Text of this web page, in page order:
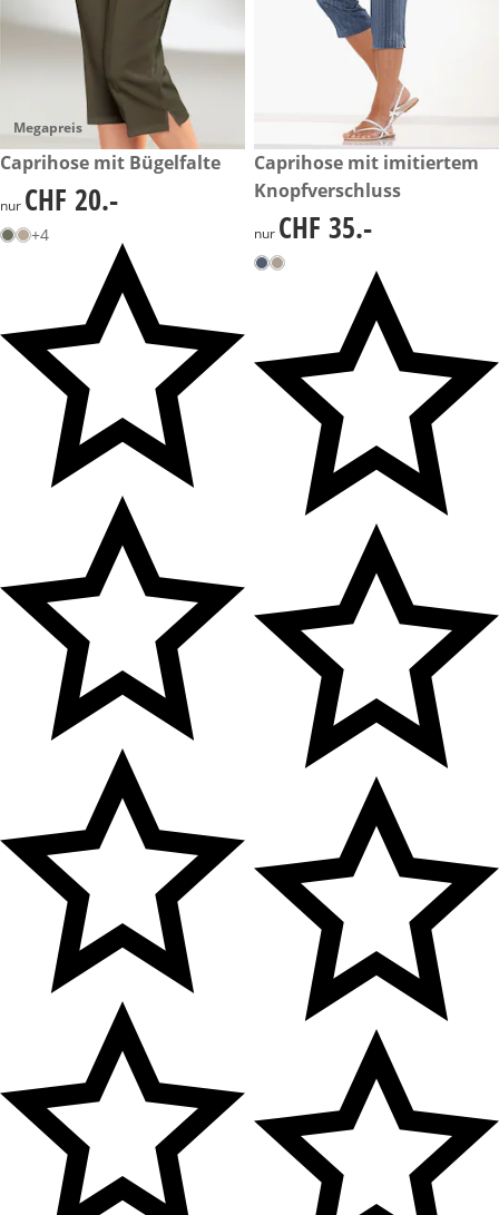
Megapreis
CHF 20.-
Caprihose mit Bügelfalte
CHF 20.-
nur CHF 20.-
+4
CHF 35.-
Caprihose mit imitiertem
Knopfverschluss
CHF 35.-
nur CHF 35.-